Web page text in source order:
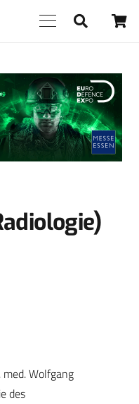
Wolfgang
des